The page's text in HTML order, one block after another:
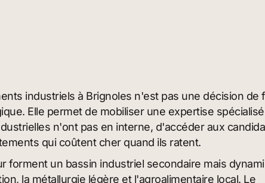
industriels à Brignoles n'est pas une décision de
Elle permet de mobiliser une expertise
n'ont pas en interne, d'accéder aux
qui coûtent cher quand ils ratent.
forment un bassin industriel secondaire mais
la métallurgie légère et l'agroalimentaire local. Le